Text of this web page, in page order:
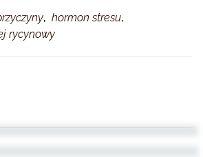
, hormon stresu,
rycynowy